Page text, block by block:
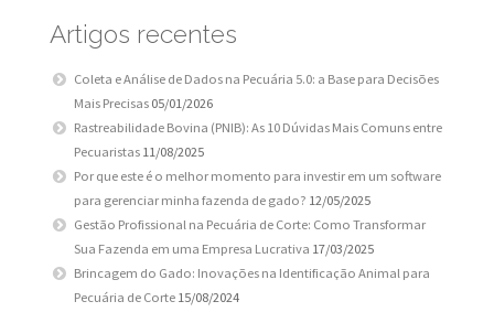
Artigos recentes
Coleta e Análise de Dados na Pecuária 5.0: a Base para Decisões
Mais Precisas 05/01/2026
Rastreabilidade Bovina (PNIB): As 10 Dúvidas Mais Comuns entre
Pecuaristas 11/08/2025
Por que este é o melhor momento para investir em um software
para gerenciar minha fazenda de gado? 12/05/2025
Gestão Profissional na Pecuária de Corte: Como Transformar
Sua Fazenda em uma Empresa Lucrativa 17/03/2025
Brincagem do Gado: Inovações na Identificação Animal para
Pecuária de Corte 15/08/2024